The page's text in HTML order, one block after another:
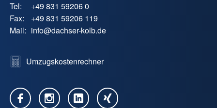
Tel:
+49 831 59206 0
Fax:
+49 831 59206 119
Mail: info@dachser-kolb.de
Umzugskostenrechner